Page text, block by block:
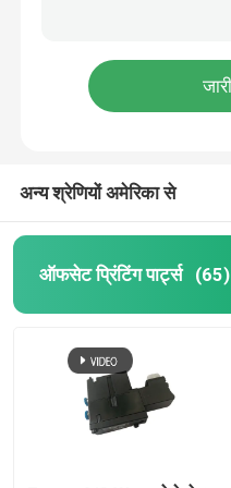
हीडलबर्ग प्रिंटिंग मशीन के पुर्जे
प्रिंटिंग प्रेस स्पेयर पार्ट्स
सक्शन बेल्ट
Wash Up Blades
अन्य श्रेणियों अमेरिका से
ऑफसेट प्रिंटिंग पार्ट्स (65)